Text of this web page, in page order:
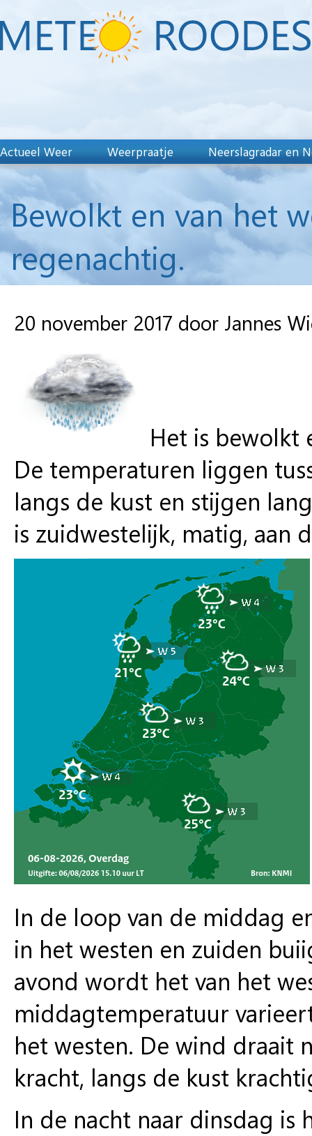
Actueel Weer Weerpraatje Neerslagradar en
Bewolkt en van het
regenachtig.
20 november 2017 door Jannes
Het is bewolkt
De temperaturen liggen
langs de kust en stijgen
is zuidwestelijk, matig, aan
In de loop van de middag
in het westen en zuiden
avond wordt het van het
middagtemperatuur
het westen. De wind draait
kracht, langs de kust
In de nacht naar dinsdag